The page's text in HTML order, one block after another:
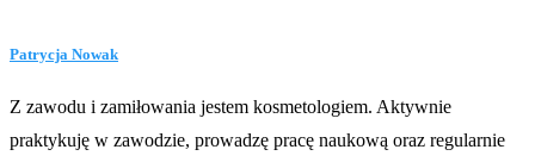
Patrycja Nowak
Z zawodu i zamiłowania jestem kosmetologiem. Aktywnie
praktykuję w zawodzie, prowadzę pracę naukową oraz regularnie